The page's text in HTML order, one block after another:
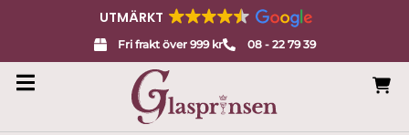
UTMÄRKT
Fri frakt över 999 kr 08 - 22 79 39